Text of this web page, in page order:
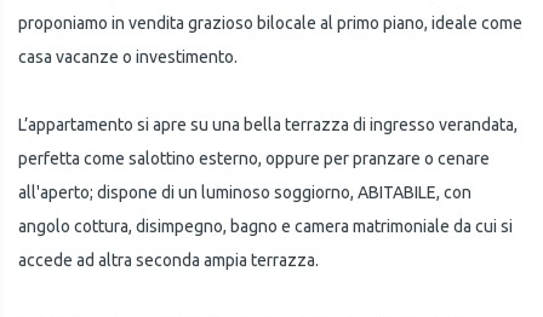
proponiamo in vendita grazioso bilocale al primo piano, ideale come
casa vacanze o investimento.
L’appartamento si apre su una bella terrazza di ingresso verandata,
perfetta come salottino esterno, oppure per pranzare o cenare
all'aperto; dispone di un luminoso soggiorno, ABITABILE, con
angolo cottura, disimpegno, bagno e camera matrimoniale da cui si
accede ad altra seconda ampia terrazza.